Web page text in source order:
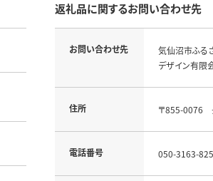
返礼品に関するお問い合わせ先
お問い合わせ先
気仙沼市ふる
デザイン有限
住所 〒855-0076
電話番号 050-3163-